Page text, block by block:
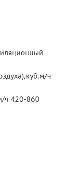
ч
ч 420-860